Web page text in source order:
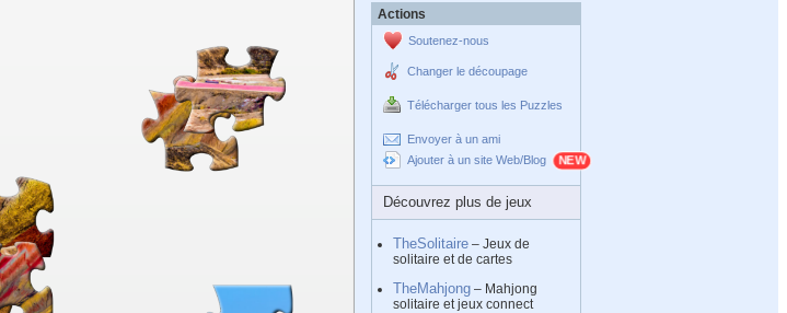
Actions
Soutenez-nous
Changer le découpage
Télécharger tous les Puzzles
Envoyer à un ami
Ajouter à un site Web/Blog
Découvrez plus de jeux
TheSolitaire – Jeux de
solitaire et de cartes
TheMahjong – Mahjong
solitaire et jeux connect